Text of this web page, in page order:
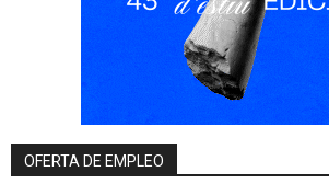
OFERTA DE EMPLEO